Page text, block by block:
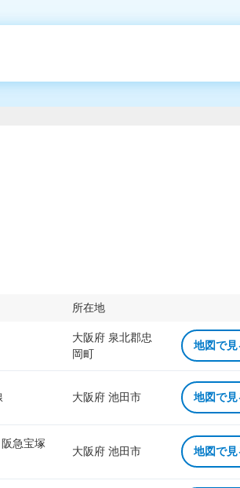
所在地
大阪府 泉北郡忠
岡町
地図で見
大阪府 池田市 地図で見
急宝塚
大阪府 池田市 地図で見